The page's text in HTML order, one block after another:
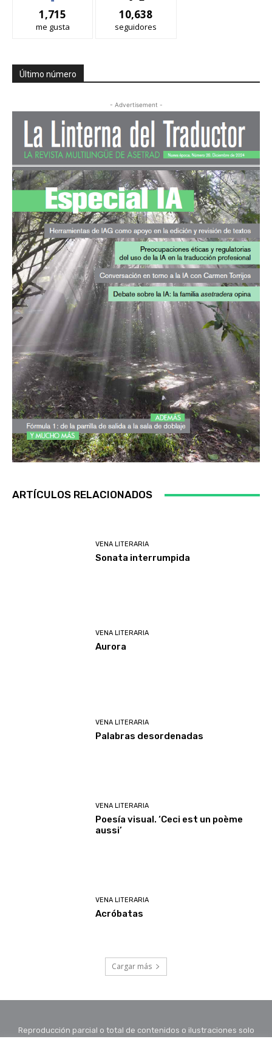
1,715
me gusta
10,638
seguidores
Último número
- Advertisement -
ARTÍCULOS RELACIONADOS
VENA LITERARIA
Sonata interrumpida
VENA LITERARIA
Aurora
VENA LITERARIA
Palabras desordenadas
VENA LITERARIA
Poesía visual. ‘Ceci est un poème
aussi’
VENA LITERARIA
Acróbatas
Cargar más
Reproducción parcial o total de contenidos o ilustraciones solo